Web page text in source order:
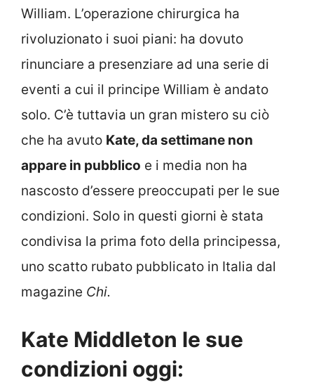
William. L’operazione chirurgica ha
rivoluzionato i suoi piani: ha dovuto
rinunciare a presenziare ad una serie di
eventi a cui il principe William è andato
solo. C’è tuttavia un gran mistero su ciò
che ha avuto Kate, da settimane non
appare in pubblico e i media non ha
nascosto d’essere preoccupati per le sue
condizioni. Solo in questi giorni è stata
condivisa la prima foto della principessa,
uno scatto rubato pubblicato in Italia dal
magazine Chi.
Kate Middleton le sue
condizioni oggi: